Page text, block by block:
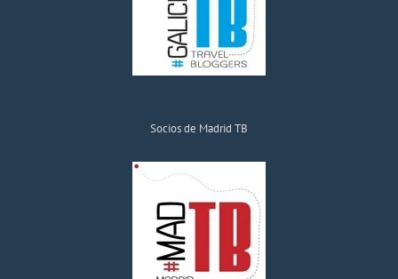
Socios de Madrid TB